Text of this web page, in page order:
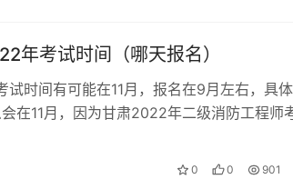
年考试时间（哪天报名）
时间有可能在11月，报名在9月左右，具
在11月，因为甘肃2022年二级消防工程师
0 0 901